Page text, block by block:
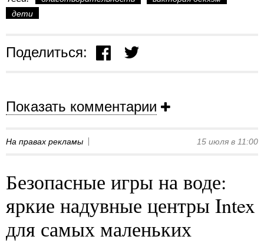
дети
Поделиться:
Показать комментарии
На правах рекламы 15 июля в 11:00
Безопасные игры на воде:
яркие надувные центры Intex
для самых маленьких